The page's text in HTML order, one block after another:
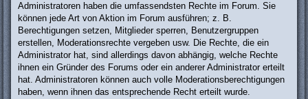
Administratoren haben die umfassendsten Rechte im Forum. Sie
können jede Art von Aktion im Forum ausführen; z. B.
Berechtigungen setzen, Mitglieder sperren, Benutzergruppen
erstellen, Moderationsrechte vergeben usw. Die Rechte, die ein
Administrator hat, sind allerdings davon abhängig, welche Rechte
ihnen ein Gründer des Forums oder ein anderer Administrator erteilt
hat. Administratoren können auch volle Moderationsberechtigungen
haben, wenn ihnen das entsprechende Recht erteilt wurde.